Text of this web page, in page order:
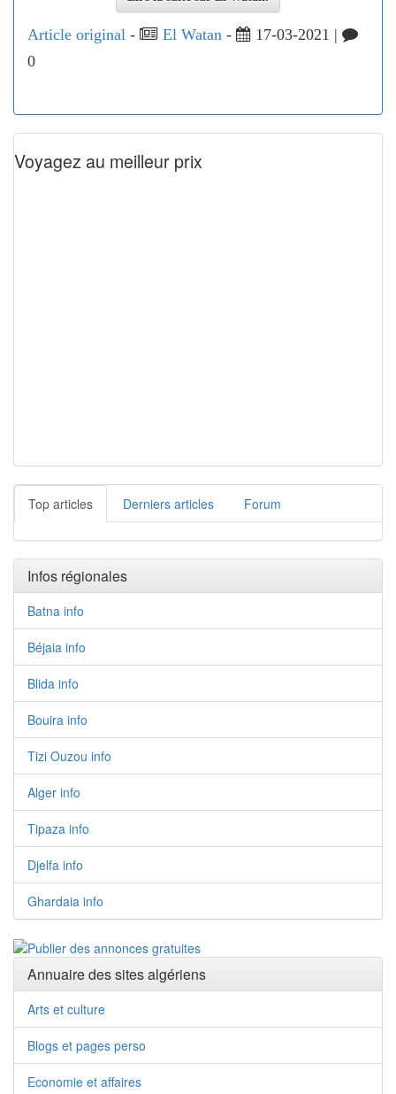
Article original - El Watan -
17-03-2021 |
0
Voyagez au meilleur prix
Top articles Derniers articles Forum
Infos régionales
Batna info
Béjaia info
Blida info
Bouira info
Tizi Ouzou info
Alger info
Tipaza info
Djelfa info
Ghardaia info
Annuaire des sites algériens
Arts et culture
Blogs et pages perso
Economie et affaires